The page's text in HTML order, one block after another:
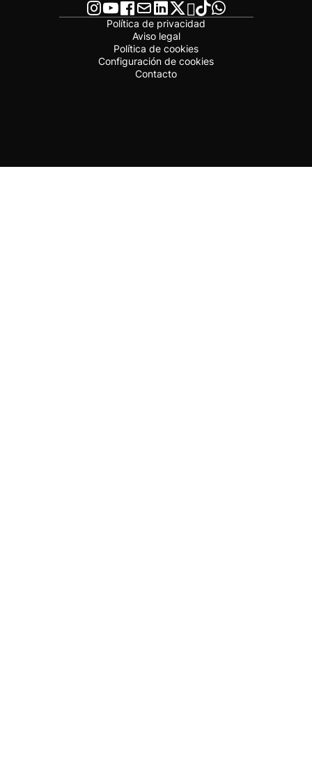
Política de privacidad
Aviso legal
Política de cookies
Configuración de cookies
Contacto